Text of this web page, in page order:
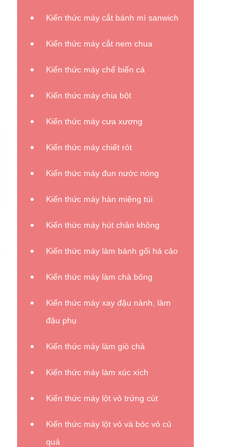
Kiến thức máy cắt bánh mì sanwich
Kiến thức máy cắt nem chua
Kiến thức máy chế biến cá
Kiến thức máy chia bột
Kiến thức máy cưa xương
Kiến thức máy chiết rót
Kiến thức máy đun nước nóng
Kiến thức máy hàn miệng túi
Kiến thức máy hút chân không
Kiến thức máy làm bánh gối há cảo
Kiến thức máy làm chà bông
Kiến thức máy xay đậu nành, làm
đậu phụ
Kiến thức máy làm giò chả
Kiến thức máy làm xúc xích
Kiến thức máy lột vỏ trứng cút
Kiến thức máy lột vỏ và bóc vỏ củ
quả